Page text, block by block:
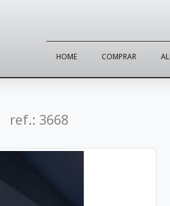
HOME COMPRAR
ref.: 3668